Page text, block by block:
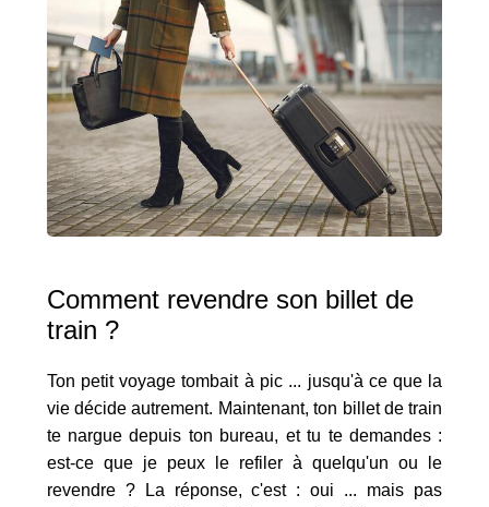
Comment revendre son billet de
train ?
Ton petit voyage tombait à pic ... jusqu'à ce que la
vie décide autrement. Maintenant, ton billet de train
te nargue depuis ton bureau, et tu te demandes :
est-ce que je peux le refiler à quelqu'un ou le
revendre ? La réponse, c'est : oui ... mais pas